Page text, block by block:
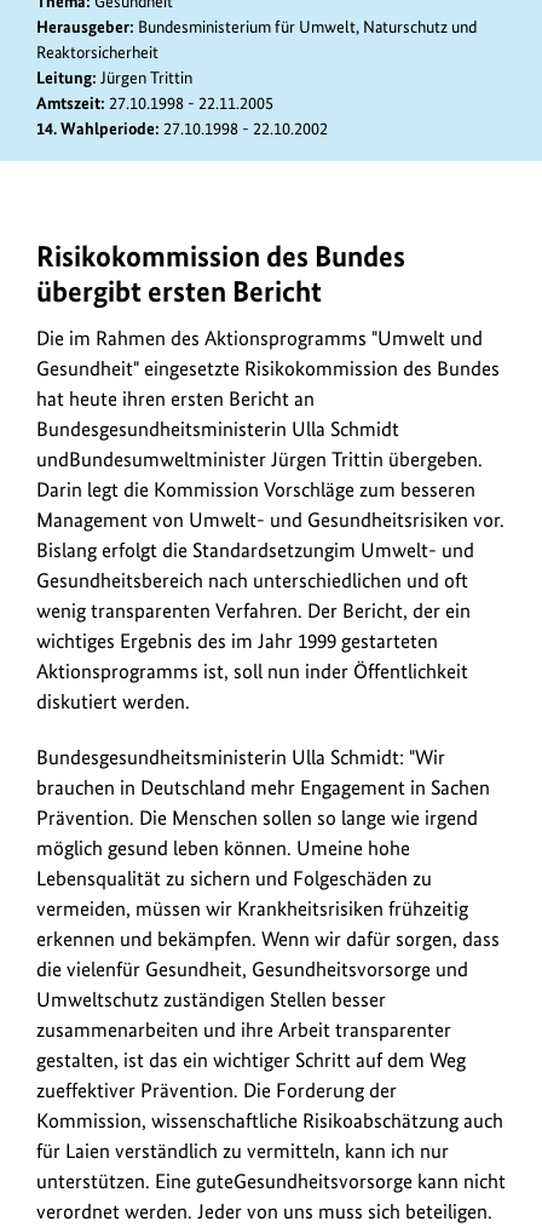
Herausgeber: Bundesministerium für Umwelt, Naturschutz und
Reaktorsicherheit
Leitung: Jürgen Trittin
Amtszeit: 27.10.1998 - 22.11.2005
14. Wahlperiode: 27.10.1998 - 22.10.2002
Risikokommission
des
Bundes
übergibt
ersten
Bericht
Risikokommission des Bundes
übergibt ersten Bericht
Die im Rahmen des Aktionsprogramms "Umwelt und
Gesundheit" eingesetzte Risikokommission des Bundes
hat heute ihren ersten Bericht an
Bundesgesundheitsministerin Ulla Schmidt
undBundesumweltminister Jürgen Trittin übergeben.
Darin legt die Kommission Vorschläge zum besseren
Management von Umwelt- und Gesundheitsrisiken vor.
Bislang erfolgt die Standardsetzungim Umwelt- und
Gesundheitsbereich nach unterschiedlichen und oft
wenig transparenten Verfahren. Der Bericht, der ein
wichtiges Ergebnis des im Jahr 1999 gestarteten
Aktionsprogramms ist, soll nun inder Öffentlichkeit
diskutiert werden.
Bundesgesundheitsministerin Ulla Schmidt: "Wir
brauchen in Deutschland mehr Engagement in Sachen
Prävention. Die Menschen sollen so lange wie irgend
möglich gesund leben können. Umeine hohe
Lebensqualität zu sichern und Folgeschäden zu
vermeiden, müssen wir Krankheitsrisiken frühzeitig
erkennen und bekämpfen. Wenn wir dafür sorgen, dass
die vielenfür Gesundheit, Gesundheitsvorsorge und
Umweltschutz zuständigen Stellen besser
zusammenarbeiten und ihre Arbeit transparenter
gestalten, ist das ein wichtiger Schritt auf dem Weg
zueffektiver Prävention. Die Forderung der
Kommission, wissenschaftliche Risikoabschätzung auch
für Laien verständlich zu vermitteln, kann ich nur
unterstützen. Eine guteGesundheitsvorsorge kann nicht
verordnet werden. Jeder von uns muss sich beteiligen.